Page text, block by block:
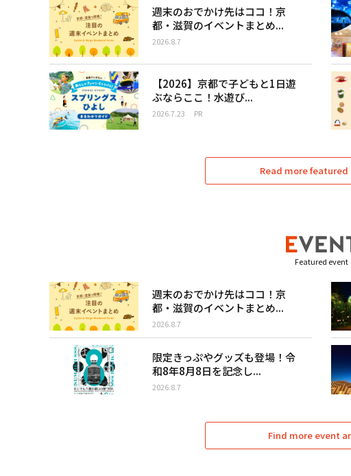
週末のおでかけ先はココ！京
都・滋賀のイベントまとめ...
2026.8.7
【2026】京都で子どもと1日遊
ぶならここ！水遊び...
2026.7.23 PR
Read more
Featured event
週末のおでかけ先はココ！京
都・滋賀のイベントまとめ...
2026.8.7
限定きっぷやグッズも登場！令
和8年8月8日を記念し...
2026.8.7
Find more event